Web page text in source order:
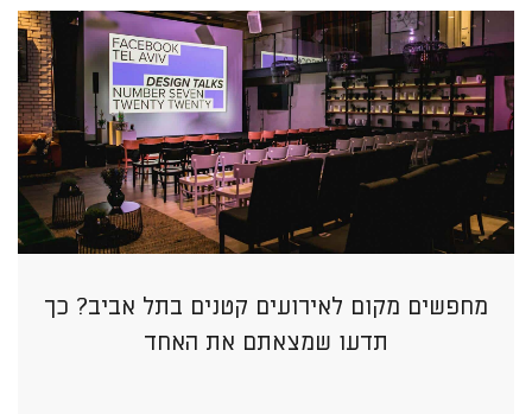
מחפשים מקום לאירועים קטנים בתל אביב? כך
תדעו שמצאתם את האחד